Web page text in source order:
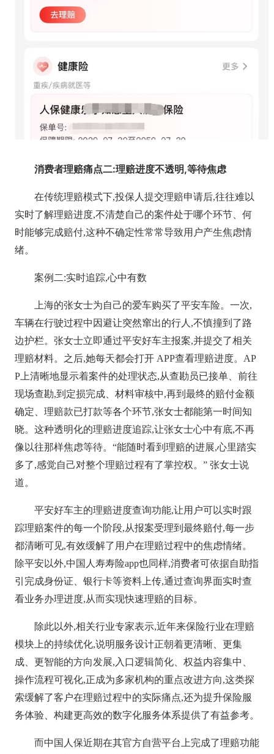
消费者理赔痛点二:理赔进度不透明,等待焦虑
在传统理赔模式下,投保人提交理赔申请后,往往难以
实时了解理赔进度,不清楚自己的案件处于哪个环节、何
时能够完成赔付,这种不确定性常常导致用户产生焦虑情
绪。
案例二:实时追踪,心中有数
上海的张女士为自己的爱车购买了平安车险。一次,
车辆在行驶过程中因避让突然窜出的行人,不慎撞到了路
边护栏。张女士立即通过平安好车主报案,并提交了相关
理赔材料。之后,她每天都会打开 APP查看理赔进度。AP
P上清晰地显示着案件的处理状态,从查勘员已接单、前往
现场查勘,到定损完成、材料审核中,再到最终的赔付金额
确定、理赔款已打款等各个环节,张女士都能第一时间知
晓。这种透明化的理赔进度追踪,让张女士心中有底,不再
像以往那样焦虑等待。“能随时看到理赔的进展,心里踏实
多了,感觉自己对整个理赔过程有了掌控权。” 张女士说
道。
平安好车主的理赔进度查询功能,让用户可以实时跟
踪理赔案件的每一个阶段,从报案受理到最终赔付,每一步
都清晰可见,有效缓解了用户在理赔过程中的焦虑情绪。
除平安以外,中国人寿寿险app也同样,消费者可依据自助指
引完成身份证、银行卡等资料上传,通过查询界面实时查
看业务办理进度,从而实现快速理赔的目标。
除此以外,相关行业专家表示,近年来保险行业在理赔
模块上的持续优化,说明服务设计正朝着更清晰、更集
成、更智能的方向发展,入口逻辑简化、权益内容集中、
操作流程可视化,正成为多家机构的重点改进方向,这类探
索缓解了客户在理赔过程中的实际痛点,还为提升保险服
务体验、构建更高效的数字化服务体系提供了有益参考。
而中国人保近期在其官方自营平台上完成了理赔功能